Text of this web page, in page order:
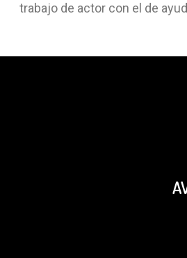
trabajo de actor con el de